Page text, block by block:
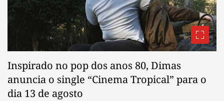
Inspirado no pop dos anos 80, Dimas
anuncia o single “Cinema Tropical” para o
dia 13 de agosto